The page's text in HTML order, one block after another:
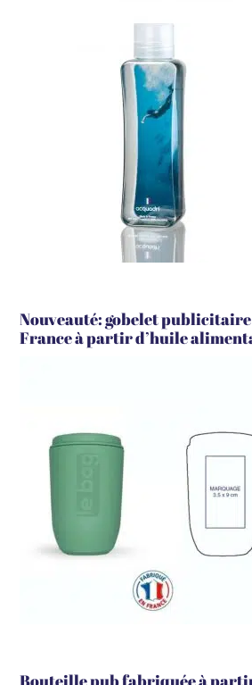
Nouveauté: gobelet
France à partir d’huile